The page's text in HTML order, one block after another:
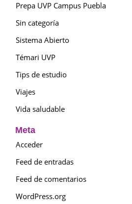
Prepa UVP Campus Puebla
Sin categoría
Sistema Abierto
Témari UVP
Tips de estudio
Viajes
Vida saludable
Meta
Acceder
Feed de entradas
Feed de comentarios
WordPress.org